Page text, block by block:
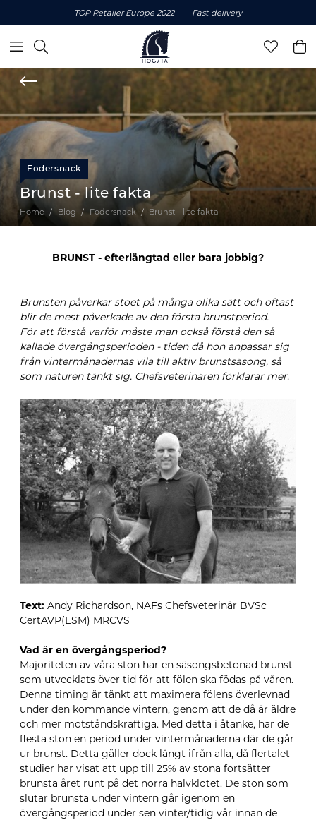
TOP Retailer Europe 2022 Fast delivery
Fodersnack
Brunst - lite fakta
Home Blog Fodersnack Brunst - lite fakta
BRUNST - efterlängtad eller bara jobbig?
Brunsten påverkar stoet på många olika sätt och oftast
blir de mest påverkade av den första brunstperiod.
För att förstå varför måste man också förstå den så
kallade övergångsperioden - tiden då hon anpassar sig
från vintermånadernas vila till aktiv brunstsäsong, så
som naturen tänkt sig. Chefsveterinären förklarar mer.
Text: Andy Richardson, NAFs Chefsveterinär BVSc
CertAVP(ESM) MRCVS
Vad är en övergångsperiod?
Majoriteten av våra ston har en säsongsbetonad brunst
som utvecklats över tid för att fölen ska födas på våren.
Denna timing är tänkt att maximera fölens överlevnad
under den kommande vintern, genom att de då är äldre
och mer motståndskraftiga. Med detta i åtanke, har de
flesta ston en period under vintermånaderna där de går
ur brunst. Detta gäller dock långt ifrån alla, då flertalet
studier har visat att upp till 25% av stona fortsätter
brunsta året runt på det norra halvklotet. De ston som
slutar brunsta under vintern går igenom en
övergångsperiod under sen vinter/tidig vår innan de